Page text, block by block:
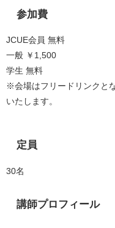
参加費
JCUE会員 無料
一般 ￥1,500
学生 無料
※会場はフリードリンクと
いたします。
定員
30名
講師プロフィール